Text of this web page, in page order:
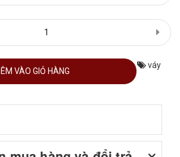
VÀO GIỎ HÀNG
váy